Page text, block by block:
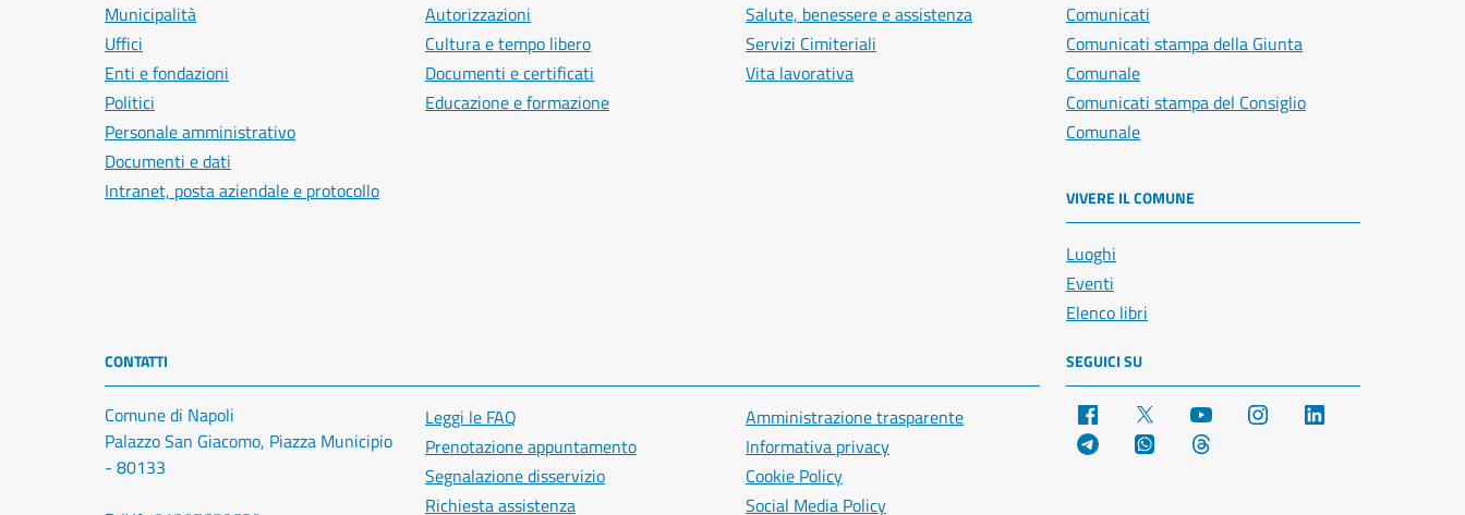
Municipalità
Uffici
Enti e fondazioni
Politici
Personale amministrativo
Documenti e dati
Intranet, posta aziendale e protocollo
Autorizzazioni
Cultura e tempo libero
Documenti e certificati
Educazione e formazione
Salute, benessere e assistenza
Servizi Cimiteriali
Vita lavorativa
Comunicati
Comunicati stampa della Giunta
Comunale
Comunicati stampa del Consiglio
Comunale
VIVERE IL COMUNE
Luoghi
Eventi
Elenco libri
CONTATTI
Comune di Napoli
Palazzo San Giacomo, Piazza Municipio
- 80133
Leggi le FAQ
Prenotazione appuntamento
Segnalazione disservizio
Richiesta assistenza
Amministrazione trasparente
Informativa privacy
Cookie Policy
Social Media Policy
SEGUICI SU
Facebook YouTube Instagram
Telegram WhatsApp